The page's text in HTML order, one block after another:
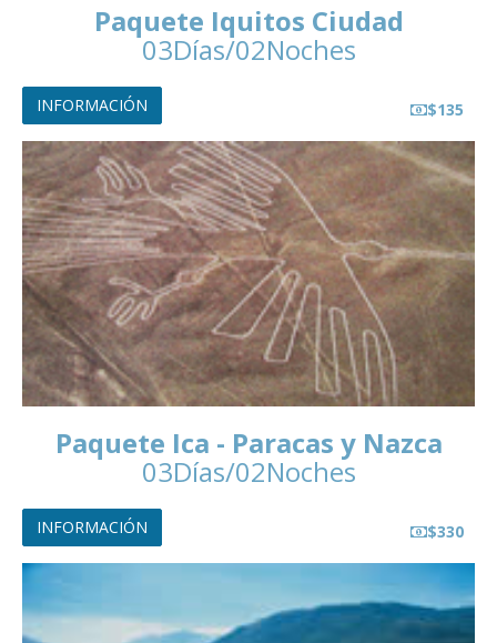
Paquete Iquitos Ciudad
03Días/02Noches
$135
INFORMACIÓN
Paquete Ica - Paracas y Nazca
03Días/02Noches
$330
INFORMACIÓN